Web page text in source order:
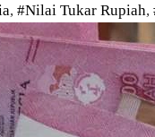
, #Nilai Tukar Rupiah,